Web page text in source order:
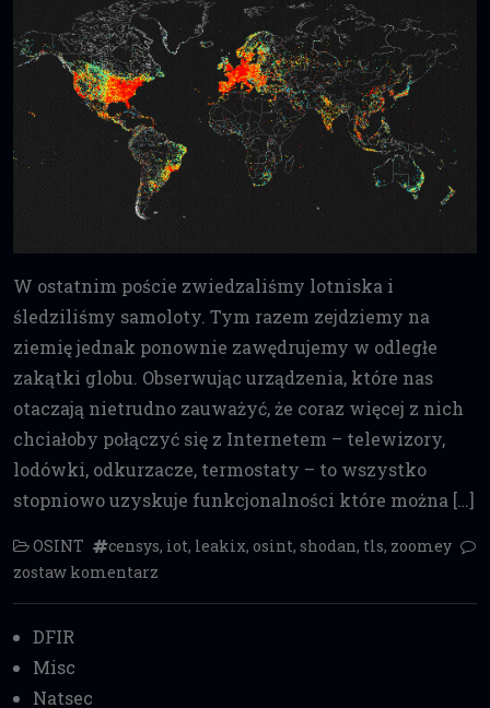
W ostatnim poście zwiedzaliśmy lotniska i
śledziliśmy samoloty. Tym razem zejdziemy na
ziemię jednak ponownie zawędrujemy w odległe
zakątki globu. Obserwując urządzenia, które nas
otaczają nietrudno zauważyć, że coraz więcej z nich
chciałoby połączyć się z Internetem – telewizory,
lodówki, odkurzacze, termostaty – to wszystko
stopniowo uzyskuje funkcjonalności które można […]
OSINT censys, iot, leakix, osint, shodan, tls, zoomey
zostaw komentarz
DFIR
Misc
Natsec